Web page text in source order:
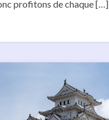
profitons de chaque […]